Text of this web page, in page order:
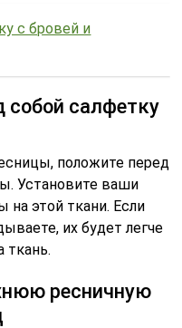
с бровей и
собой салфетку
положите перед
Установите ваши
этой ткани. Если
их будет легче
ткань.
ресничную